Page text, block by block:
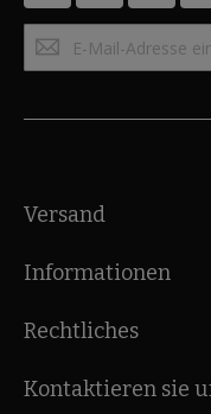
Anmeldung
zum
Versand
Informationen
Rechtliches
Kontaktieren sie